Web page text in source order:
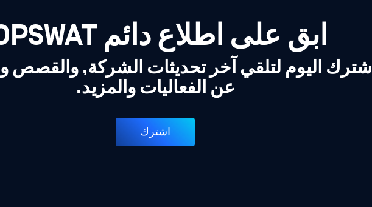
ابق على اطلاع دائم OPSWAT!
اشترك اليوم لتلقي آخر تحديثات الشركة, والقصص
عن الفعاليات والمزيد.
اشترك